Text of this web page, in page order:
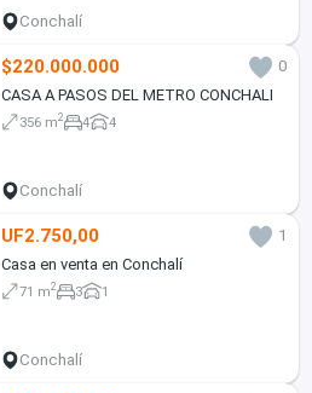
Conchalí
$220.000.000
0
CASA A PASOS DEL METRO CONCHALI
356 m2 4 4
Conchalí
UF2.750,00
1
Casa en venta en Conchalí
71 m2 3 1
Conchalí